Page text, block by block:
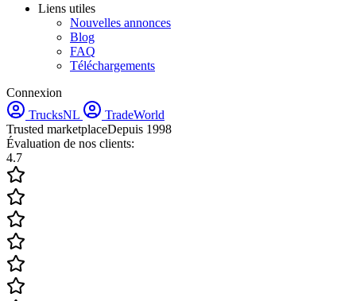
Liens utiles
Nouvelles annonces
Blog
FAQ
Téléchargements
Connexion
TrucksNL
TradeWorld
Trusted marketplaceDepuis 1998
Évaluation de nos clients:
4.7